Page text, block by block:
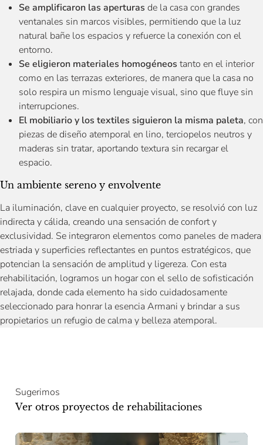
Se amplificaron las aperturas de la casa con grandes
ventanales sin marcos visibles, permitiendo que la luz
natural bañe los espacios y refuerce la conexión con el
entorno.
Se eligieron materiales homogéneos tanto en el interior
como en las terrazas exteriores, de manera que la casa no
solo respira un mismo lenguaje visual, sino que fluye sin
interrupciones.
El mobiliario y los textiles siguieron la misma paleta, con
piezas de diseño atemporal en lino, terciopelos neutros y
maderas sin tratar, aportando textura sin recargar el
espacio.
Un ambiente sereno y envolvente
La iluminación, clave en cualquier proyecto, se resolvió con luz
indirecta y cálida, creando una sensación de confort y
exclusividad. Se integraron elementos como paneles de madera
estriada y superficies reflectantes en puntos estratégicos, que
potencian la sensación de amplitud y ligereza. Con esta
rehabilitación, logramos un hogar con el sello de sofisticación
relajada, donde cada elemento ha sido cuidadosamente
seleccionado para honrar la esencia Armani y brindar a sus
propietarios un refugio de calma y belleza atemporal.
Sugerimos
Ver otros proyectos de rehabilitaciones